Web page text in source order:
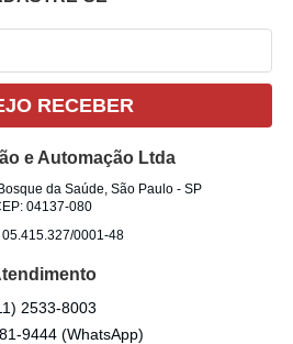
RECEBER
e Automação Ltda
da Saúde, São Paulo -SP
04137-080
05.415.327/0001-48
2533-8003
9444(WhatsApp)